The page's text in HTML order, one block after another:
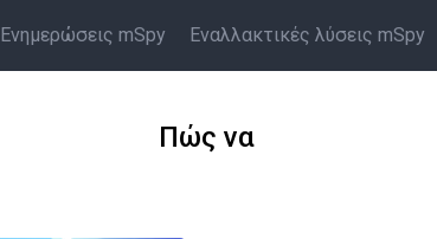
Ενημερώσεις mSpy Εναλλακτικές λύσεις mSpy
Πώς να